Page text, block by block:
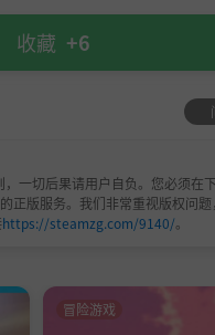
收藏 +6
一切后果请用户自负。您必须在
正版服务。我们非常重视版权问题
https://steamzg.com/9140/。
冒险游戏